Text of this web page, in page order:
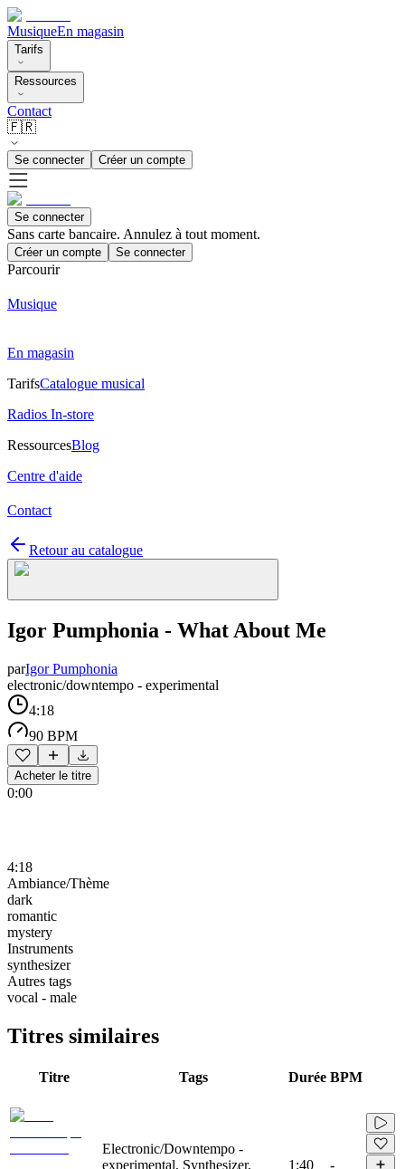
MusiqueEn magasin
Tarifs
Ressources
Contact
🇫🇷
Se connecter Créer un compte
Se connecter
Sans carte bancaire. Annulez à tout moment.
Créer un compte Se connecter
Parcourir
Musique
En magasin
TarifsCatalogue musical
Radios In-store
RessourcesBlog
Centre d'aide
Contact
Retour au catalogue
Igor Pumphonia - What About Me
parIgor Pumphonia
electronic/downtempo - experimental
4:18
90 BPM
Acheter le titre
0:00
4:18
Ambiance/Thème
dark
romantic
mystery
Instruments
synthesizer
Autres tags
vocal - male
Titres similaires
Titre Tags Durée BPM
Electronic/Downtempo -
experimental, Synthesizer,
1:40 -